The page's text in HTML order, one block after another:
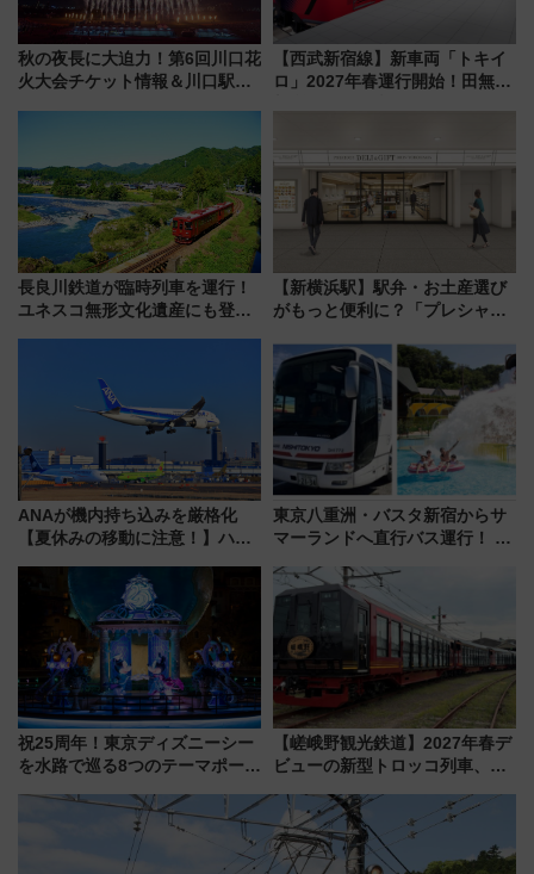
秋の夜長に大迫力！第6回川口花
火大会チケット情報＆川口駅か
【西武新宿線】新車両「トキイ
ロ」2027年春運行開始！田無・
長良川鉄道が臨時列車を運行！
ユネスコ無形文化遺産にも登録
【新横浜駅】駅弁・お土産選び
がもっと便利に？「プレシャス
ン 場所や営業時間・限定弁当
を紹介
ANAが機内持ち込みを厳格化
【夏休みの移動に注意！】ハン
「身の回り品」新サイズ制限
(40×30×20cm)おさらい
東京八重洲・バスタ新宿からサ
マーランドへ直行バス運行！ お
推し活を楽しもう！（2026年
8/1～31）
祝25周年！東京ディズニーシー
を水路で巡る8つのテーマポート
【嵯峨野観光鉄道】2027年春デ
ビューの新型トロッコ列車、い
は2026年で引退